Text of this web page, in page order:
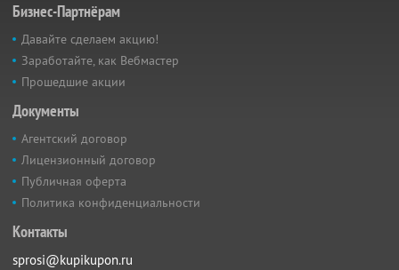
Бизнес-Партнёрам
Давайте сделаем акцию!
Заработайте, как Вебмастер
Прошедшие акции
Документы
Агентский договор
Лицензионный договор
Публичная оферта
Политика конфиденциальности
Контакты
sprosi@kupikupon.ru